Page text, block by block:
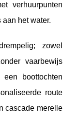
verhuurpunten
het water.
zowel
vaarbewijs
boottochten
route
cascade merelle